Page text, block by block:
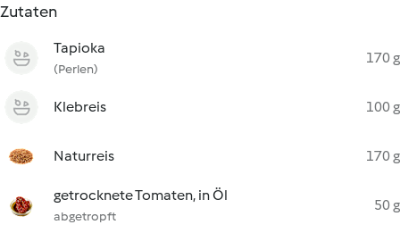
Zutaten
Tapioka
(Perlen)
170 g
Klebreis 100 g
Naturreis 170 g
getrocknete Tomaten, in Öl
abgetropft
50 g